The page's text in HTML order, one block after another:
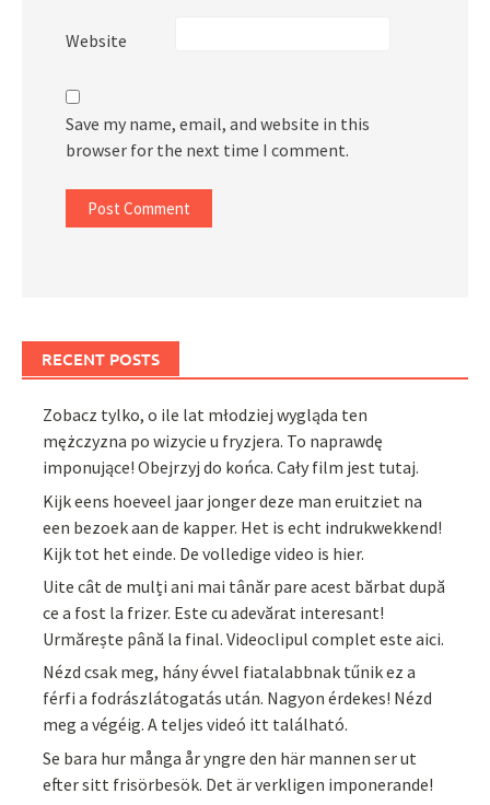
Website
Save my name, email, and website in this
browser for the next time I comment.
RECENT POSTS
Zobacz tylko, o ile lat młodziej wygląda ten
mężczyzna po wizycie u fryzjera. To naprawdę
imponujące! Obejrzyj do końca. Cały film jest tutaj.
Kijk eens hoeveel jaar jonger deze man eruitziet na
een bezoek aan de kapper. Het is echt indrukwekkend!
Kijk tot het einde. De volledige video is hier.
Uite cât de mulți ani mai tânăr pare acest bărbat după
ce a fost la frizer. Este cu adevărat interesant!
Urmărește până la final. Videoclipul complet este aici.
Nézd csak meg, hány évvel fiatalabbnak tűnik ez a
férfi a fodrászlátogatás után. Nagyon érdekes! Nézd
meg a végéig. A teljes videó itt található.
Se bara hur många år yngre den här mannen ser ut
efter sitt frisörbesök. Det är verkligen imponerande!